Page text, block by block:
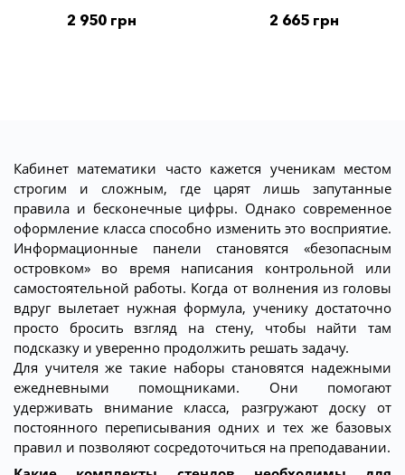
2 950 грн 2 665 грн
Кабинет математики часто кажется ученикам местом
строгим и сложным, где царят лишь запутанные
правила и бесконечные цифры. Однако современное
оформление класса способно изменить это восприятие.
Информационные панели становятся «безопасным
островком» во время написания контрольной или
самостоятельной работы. Когда от волнения из головы
вдруг вылетает нужная формула, ученику достаточно
просто бросить взгляд на стену, чтобы найти там
подсказку и уверенно продолжить решать задачу.
Для учителя же такие наборы становятся надежными
ежедневными помощниками. Они помогают
удерживать внимание класса, разгружают доску от
постоянного переписывания одних и тех же базовых
правил и позволяют сосредоточиться на преподавании.